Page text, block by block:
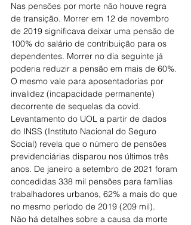
Nas pensões por morte não houve regra
de transição. Morrer em 12 de novembro
de 2019 significava deixar uma pensão de
100% do salário de contribuição para os
dependentes. Morrer no dia seguinte já
poderia reduzir a pensão em mais de 60%.
O mesmo vale para aposentadorias por
invalidez (incapacidade permanente)
decorrente de sequelas da covid.
Levantamento do UOL a partir de dados
do INSS (Instituto Nacional do Seguro
Social) revela que o número de pensões
previdenciárias disparou nos últimos três
anos. De janeiro a setembro de 2021 foram
concedidas 338 mil pensões para famílias
trabalhadores urbanos, 62% a mais do que
no mesmo período de 2019 (209 mil).
Não há detalhes sobre a causa da morte